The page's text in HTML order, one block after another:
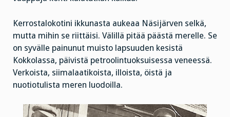
Kerrostalokotini ikkunasta aukeaa Näsijärven selkä,
mutta mihin se riittäisi. Välillä pitää päästä merelle. Se
on syvälle painunut muisto lapsuuden kesistä
Kokkolassa, päivistä petroolintuoksuisessa veneessä.
Verkoista, siimalaatikoista, illoista, öistä ja
nuotiotulista meren luodoilla.